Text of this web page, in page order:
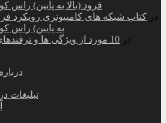
فرود (بالا به پایین)
در کتاب شبکه های کامپیوتری رویکرد
به پایین) راس
در 10 مورد از ویژگی ها و ترفندهای اپل موزیک
تبلیغات